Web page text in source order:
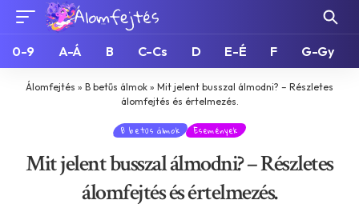
0-9 A-Á B C-Cs D E-É F G-Gy
Álomfejtés » B betűs álmok » Mit jelent busszal álmodni? – Részletes
álomfejtés és értelmezés.
B betűs álmok Események
Mit jelent busszal álmodni? – Részletes
álomfejtés és értelmezés.